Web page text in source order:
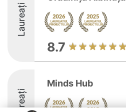
Laureați
8.7
Minds Hub